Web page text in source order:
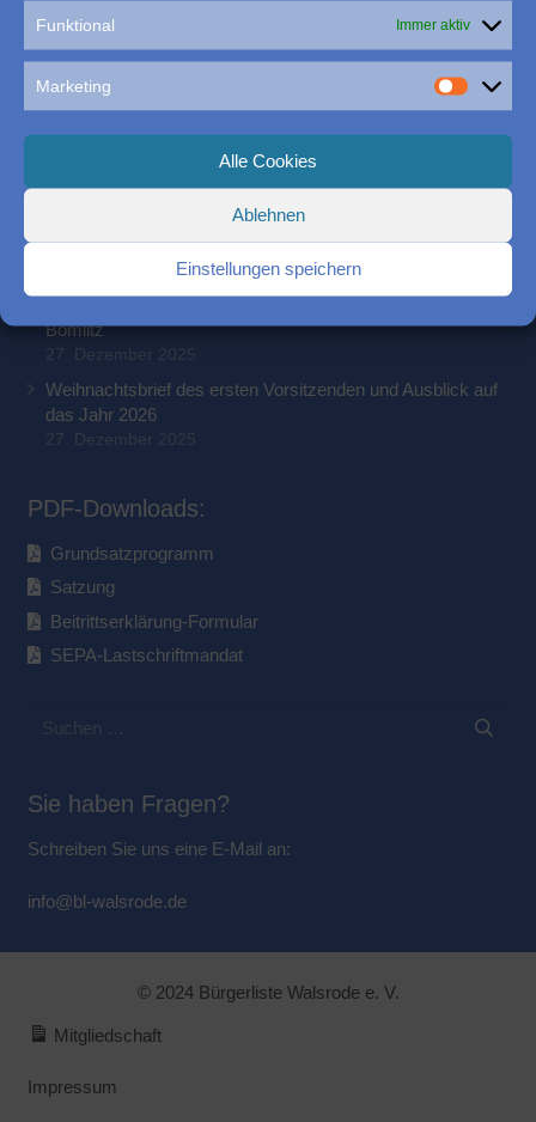
Funktional Immer aktiv
Marketing
Alle Cookies
Ablehnen
Einstellungen speichern
Aktuelle Beiträge:
Kandidaten für die Stadtrats- und Kreistagswahl am
Ortsbesuch in Stellichte am Samstag, 4. Juli 2026
Palliativstation zu Gast bei der Bürgerliste
Bomlitz
27. Dezember 2025
Weihnachtsbrief des ersten Vorsitzenden und Ausblick auf
das Jahr 2026
27. Dezember 2025
PDF-Downloads:
Grundsatzprogramm
Satzung
Beitrittserklärung-Formular
SEPA-Lastschriftmandat
nach:
Sie haben Fragen?
Schreiben Sie uns eine E-Mail an:
info@bl-walsrode.de
© 2024 Bürgerliste Walsrode e. V.
Mitgliedschaft
Impressum